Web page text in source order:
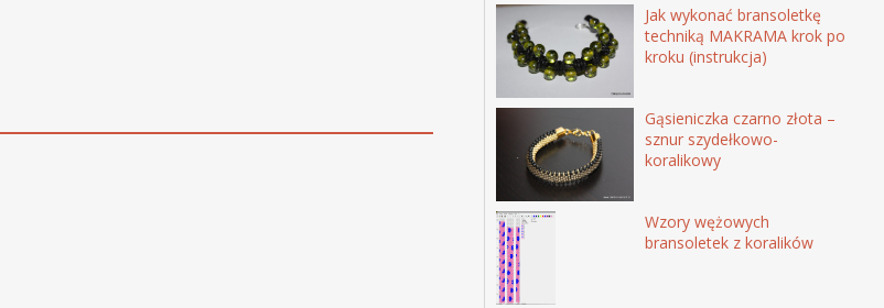
Jak wykonać bransoletkę
techniką MAKRAMA krok po
kroku (instrukcja)
Gąsieniczka czarno złota –
sznur szydełkowo-
koralikowy
Wzory wężowych
bransoletek z koralików